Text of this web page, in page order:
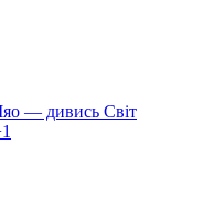
— дивись Світ